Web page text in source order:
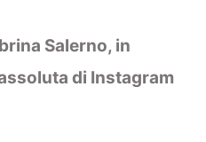
Salerno, in
di Instagram